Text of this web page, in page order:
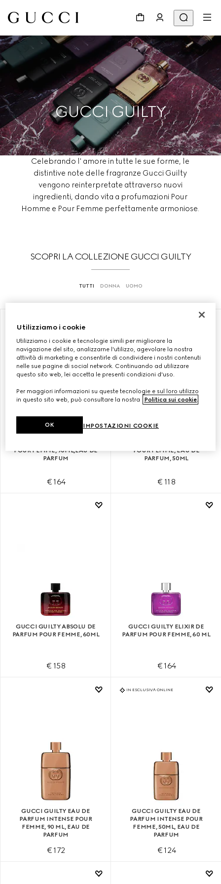
GUCCI GUILTY
Celebrando l' amore in tutte le sue forme, le
distintive note delle fragranze Gucci Guilty
vengono reinterpretate attraverso nuovi
ingredienti, dando vita a profumazioni Pour
Homme e Pour Femme perfettamente armoniose.
SCOPRI LA COLLEZIONE GUCCI GUILTY
TUTTI DONNA UOMO
POUR FEMME, 90ML,EAU DE
PARFUM
€ 164
POUR FEMME, EAU DE
PARFUM, 50ML
€ 118
GUCCI GUILTY ABSOLU DE
PARFUM POUR FEMME, 60ML
€ 158
GUCCI GUILTY ELIXIR DE
PARFUM POUR FEMME, 60 ML
€ 164
GUCCI GUILTY EAU DE
PARFUM INTENSE POUR
FEMME, 90 ML, EAU DE
PARFUM
€ 172
IN ESCLUSIVA ONLINE
GUCCI GUILTY EAU DE
PARFUM INTENSE POUR
FEMME, 50ML, EAU DE
PARFUM
€ 124
Utilizziamo i cookie
Utilizziamo i cookie e tecnologie simili per migliorare la
navigazione del sito, analizzarne l'utilizzo, agevolare la nostra
attività di marketing e consentirle di condividere i nostri contenuti
nelle sue pagine di social network. Continuando ad utilizzare
questo sito web, lei accetta le presenti condizioni d'uso.
Per maggiori informazioni su queste tecnologie e sul loro utilizzo
in questo sito web, può consultare la nostra
Politica sui cookie.
IMPOSTAZIONI COOKIE
OK